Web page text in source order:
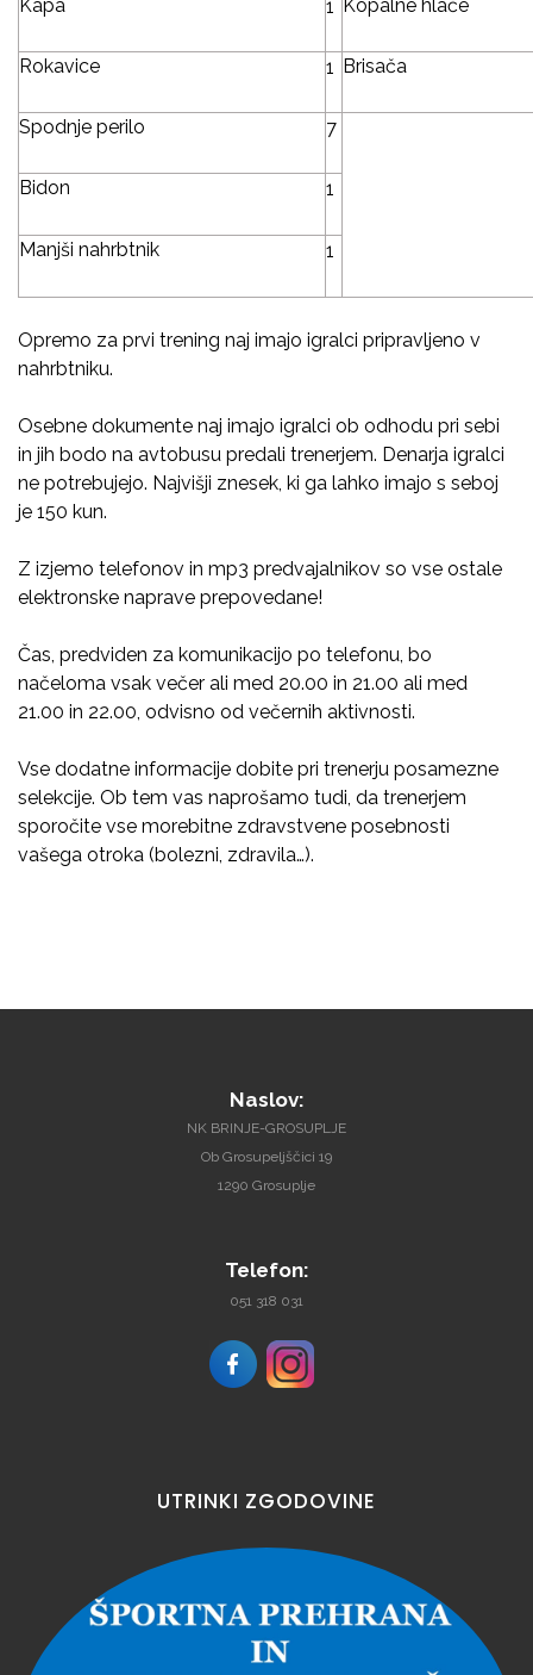
Kapa 1 Kopalne hlače
Rokavice 1 Brisača
Spodnje perilo 7
Bidon 1
Manjši nahrbtnik 1
Opremo za prvi trening naj imajo igralci pripravljeno v
nahrbtniku.
Osebne dokumente naj imajo igralci ob odhodu pri sebi
in jih bodo na avtobusu predali trenerjem. Denarja igralci
ne potrebujejo. Najvišji znesek, ki ga lahko imajo s seboj
je 150 kun.
Z izjemo telefonov in mp3 predvajalnikov so vse ostale
elektronske naprave prepovedane!
Čas, predviden za komunikacijo po telefonu, bo
načeloma vsak večer ali med 20.00 in 21.00 ali med
21.00 in 22.00, odvisno od večernih aktivnosti.
Vse dodatne informacije dobite pri trenerju posamezne
selekcije. Ob tem vas naprošamo tudi, da trenerjem
sporočite vse morebitne zdravstvene posebnosti
vašega otroka (bolezni, zdravila…).
Naslov:
NK BRINJE-GROSUPLJE
Ob Grosupeljščici 19
1290 Grosuplje
Telefon:
051 318 031
UTRINKI ZGODOVINE